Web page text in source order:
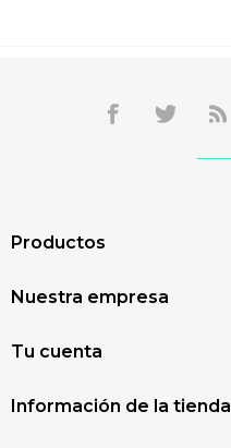
Productos
Nuestra empresa
Tu cuenta
Información de la tienda